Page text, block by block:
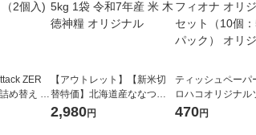
ZER
め替え メ
1セット
【アウトレット】【新米切
替特価】北海道産ななつぼ
し 無洗米 5kg 1袋 令和7年産
2,980円
ティッシュペーパ
ロハコオリジナル
ックティッシュ フ
470円